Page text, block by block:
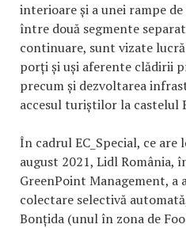
interioare și a unei rampe
între două segmente
continuare, sunt vizate
porți și uși aferente clădirii
precum și dezvoltarea
accesul turiștilor la castelul
În cadrul EC_Special, ce are
august 2021, Lidl România,
GreenPoint Management, a
colectare selectivă
Bonțida (unul în zona de